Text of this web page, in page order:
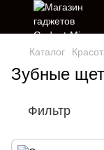
Каталог
Зубные
Фильтр